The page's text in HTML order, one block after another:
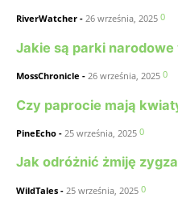
RiverWatcher - 26 września, 2025 0
Jakie są parki narodowe
MossChronicle - 26 września, 2025 0
Czy paprocie mają
PineEcho - 25 września, 2025 0
Jak odróżnić żmiję
WildTales - 25 września, 2025 0